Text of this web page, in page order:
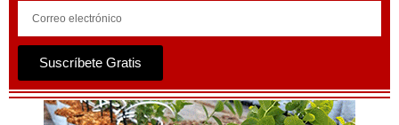
Suscríbete Gratis